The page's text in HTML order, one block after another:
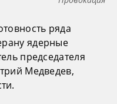
ряда
ядерные
председателя
Медведев,